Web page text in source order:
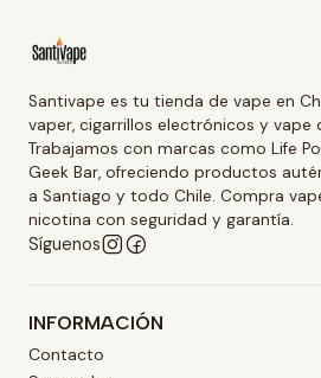
Santivape es tu tienda de vape en
vaper, cigarrillos electrónicos y vape
Trabajamos con marcas como Life
Geek Bar, ofreciendo productos
a Santiago y todo Chile. Compra
nicotina con seguridad y garantía.
Síguenos
INFORMACIÓN
Contacto